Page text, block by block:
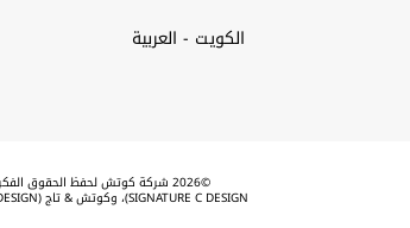
الكويت - العربية